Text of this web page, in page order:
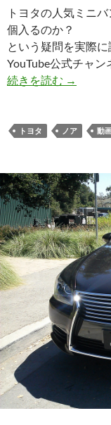
トヨタの人気ミニ
個入るのか？
という疑問を実際
YouTube公式チャン
続きを読む →
トヨタ ノア 動